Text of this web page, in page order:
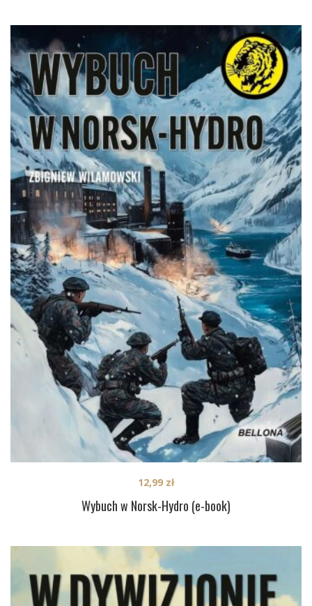
Wybuch w Norsk-Hydro (e-book)
12,99 zł